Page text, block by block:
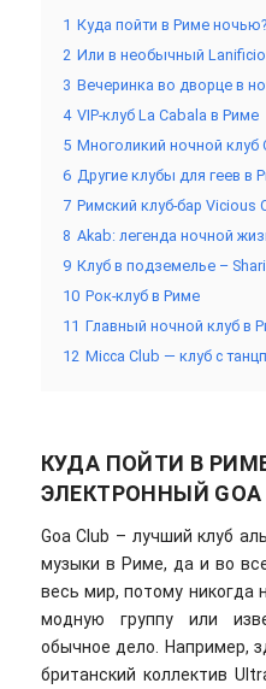
1 Куда пойти в Риме
2 Или в необычный
3 Вечеринка во дворце в
4 VIP-клуб La Cabala в Риме
5 Многоликий ночной клуб
6 Другие клубы для геев в
7 Римский клуб-бар Vicious
8 Akab: легенда ночной
9 Клуб в подземелье –
10 Рок-клуб в Риме
11 Главный ночной клуб в
12 Micca Club — клуб с
КУДА ПОЙТИ В
ЭЛЕКТРОННЫЙ GOA
Goa Club – лучший клуб
музыки в Риме, да и во
весь мир, потому никогда
модную группу или
обычное дело. Например,
британский коллектив